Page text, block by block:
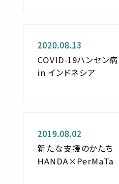
2020.08.13
COVID-19ハンセン
in インドネシア
2019.08.02
新たな支援のかたち
HANDA×PerMaTa